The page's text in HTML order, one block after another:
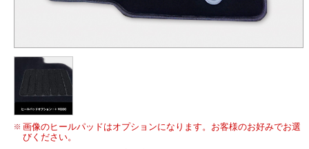
画像のヒールパッドはオプションになります。お客様のお好みでお選
びください。